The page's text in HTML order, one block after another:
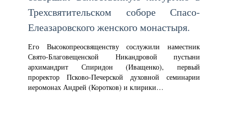
Трехсвятительском соборе Спасо-
Елеазаровского женского монастыря.
Его Высокопреосвященству сослужили наместник
Свято-Благовещенской Никандровой пустыни
архимандрит Спиридон (Иващенко), первый
проректор Псково-Печерской духовной семинарии
иеромонах Андрей (Коротков) и клирики…